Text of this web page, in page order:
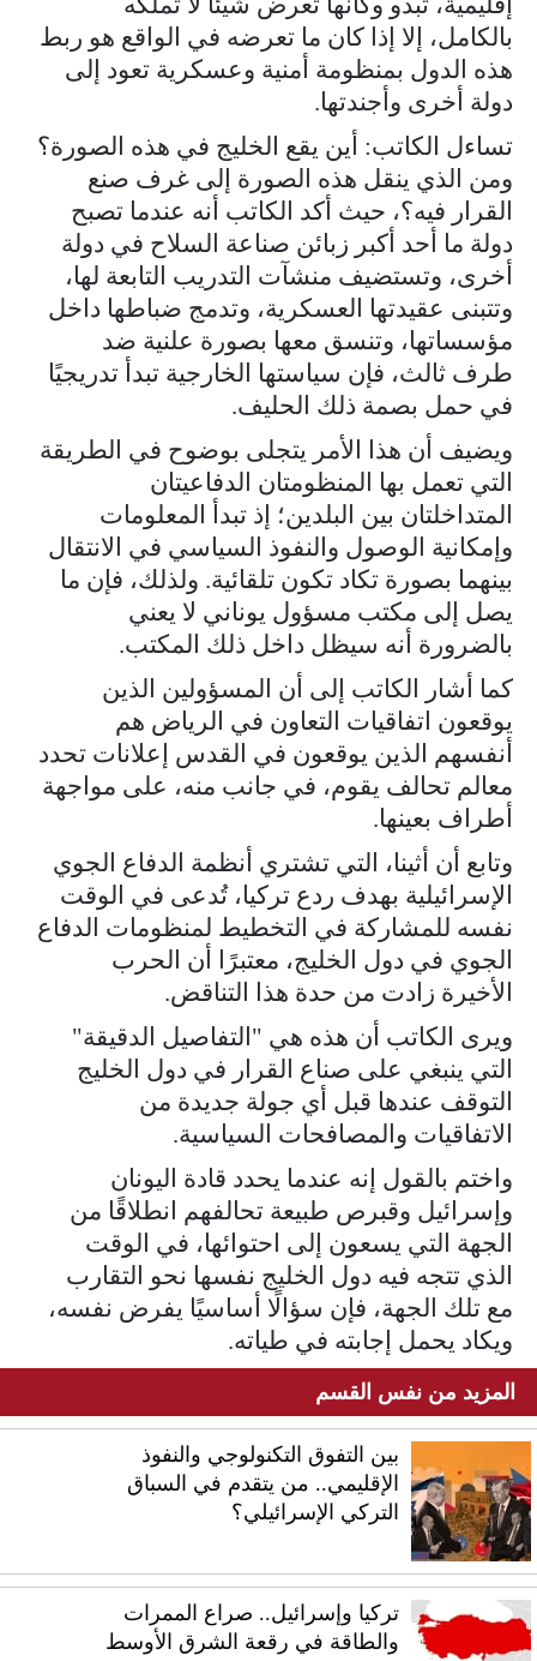
بالكامل، إلا إذا كان ما تعرضه في الواقع هو ربط
هذه الدول بمنظومة أمنية وعسكرية تعود إلى
دولة أخرى وأجندتها.
تساءل الكاتب: أين يقع الخليج في هذه الصورة؟
ومن الذي ينقل هذه الصورة إلى غرف صنع
القرار فيه؟، حيث أكد الكاتب أنه عندما تصبح
دولة ما أحد أكبر زبائن صناعة السلاح في دولة
أخرى، وتستضيف منشآت التدريب التابعة لها،
وتتبنى عقيدتها العسكرية، وتدمج ضباطها داخل
مؤسساتها، وتنسق معها بصورة علنية ضد
طرف ثالث، فإن سياستها الخارجية تبدأ تدريجيًا
في حمل بصمة ذلك الحليف.
ويضيف أن هذا الأمر يتجلى بوضوح في الطريقة
التي تعمل بها المنظومتان الدفاعيتان
المتداخلتان بين البلدين؛ إذ تبدأ المعلومات
وإمكانية الوصول والنفوذ السياسي في الانتقال
بينهما بصورة تكاد تكون تلقائية. ولذلك، فإن ما
يصل إلى مكتب مسؤول يوناني لا يعني
بالضرورة أنه سيظل داخل ذلك المكتب.
كما أشار الكاتب إلى أن المسؤولين الذين
يوقعون اتفاقيات التعاون في الرياض هم
أنفسهم الذين يوقعون في القدس إعلانات تحدد
معالم تحالف يقوم، في جانب منه، على مواجهة
أطراف بعينها.
وتابع أن أثينا، التي تشتري أنظمة الدفاع الجوي
الإسرائيلية بهدف ردع تركيا، تُدعى في الوقت
نفسه للمشاركة في التخطيط لمنظومات الدفاع
الجوي في دول الخليج، معتبرًا أن الحرب
الأخيرة زادت من حدة هذا التناقض.
ويرى الكاتب أن هذه هي "التفاصيل الدقيقة"
التي ينبغي على صناع القرار في دول الخليج
التوقف عندها قبل أي جولة جديدة من
الاتفاقيات والمصافحات السياسية.
واختم بالقول إنه عندما يحدد قادة اليونان
وإسرائيل وقبرص طبيعة تحالفهم انطلاقًا من
الجهة التي يسعون إلى احتوائها، في الوقت
الذي تتجه فيه دول الخليج نفسها نحو التقارب
مع تلك الجهة، فإن سؤالًا أساسيًا يفرض نفسه،
ويكاد يحمل إجابته في طياته.
المزيد من نفس القسم
بين التفوق التكنولوجي والنفوذ
الإقليمي.. من يتقدم في السباق
التركي الإسرائيلي؟
تركيا وإسرائيل.. صراع الممرات
والطاقة في رقعة الشرق الأوسط